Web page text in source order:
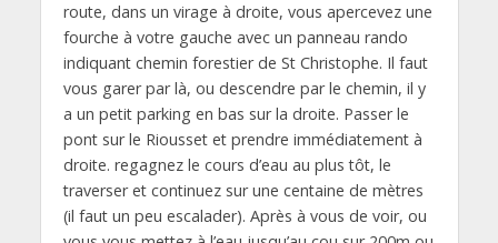
route, dans un virage à droite, vous apercevez une
fourche à votre gauche avec un panneau rando
indiquant chemin forestier de St Christophe. Il faut
vous garer par là, ou descendre par le chemin, il y
a un petit parking en bas sur la droite. Passer le
pont sur le Riousset et prendre immédiatement à
droite. regagnez le cours d’eau au plus tôt, le
traverser et continuez sur une centaine de mètres
(il faut un peu escalader). Après à vous de voir, ou